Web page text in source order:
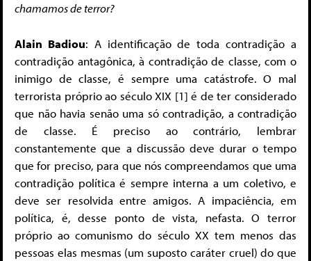
chamamos de terror?
Alain Badiou: A identificação de toda contradição a
contradição antagônica, à contradição de classe, com o
inimigo de classe, é sempre uma catástrofe. O mal
terrorista próprio ao século XIX [1] é de ter considerado
que não havia senão uma só contradição, a contradição
de classe. É preciso ao contrário, lembrar
constantemente que a discussão deve durar o tempo
que for preciso, para que nós compreendamos que uma
contradição política é sempre interna a um coletivo, e
deve ser resolvida entre amigos. A impaciência, em
política, é, desse ponto de vista, nefasta. O terror
próprio ao comunismo do século XX tem menos das
pessoas elas mesmas (um suposto caráter cruel) do que